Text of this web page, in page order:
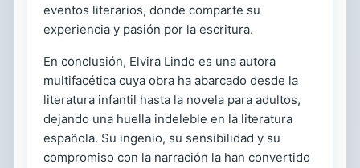
eventos literarios, donde comparte su
experiencia y pasión por la escritura.
En conclusión, Elvira Lindo es una autora
multifacética cuya obra ha abarcado desde la
literatura infantil hasta la novela para adultos,
dejando una huella indeleble en la literatura
española. Su ingenio, su sensibilidad y su
compromiso con la narración la han convertido